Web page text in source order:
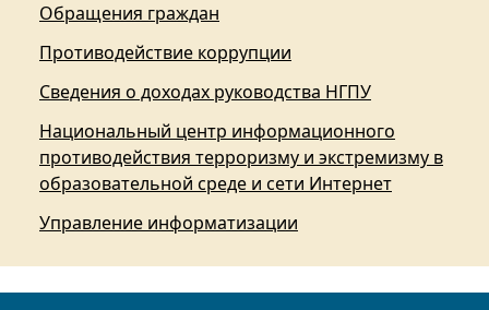
Обращения граждан
Противодействие коррупции
Сведения о доходах руководства НГПУ
Национальный центр информационного
противодействия терроризму и экстремизму в
образовательной среде и сети Интернет
Управление информатизации